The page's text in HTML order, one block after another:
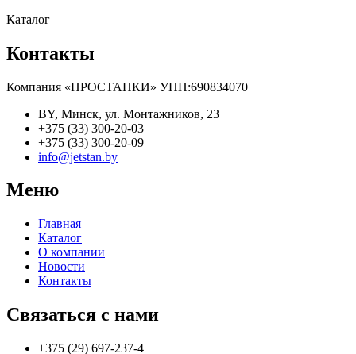
Каталог
Контакты
Компания «ПРОСТАНКИ» УНП:690834070
BY, Минск, ул. Монтажников, 23
+375 (33) 300-20-03
+375 (33) 300-20-09
info@jetstan.by
Меню
Главная
Каталог
О компании
Новости
Контакты
Связаться с нами
+375 (29) 697-237-4